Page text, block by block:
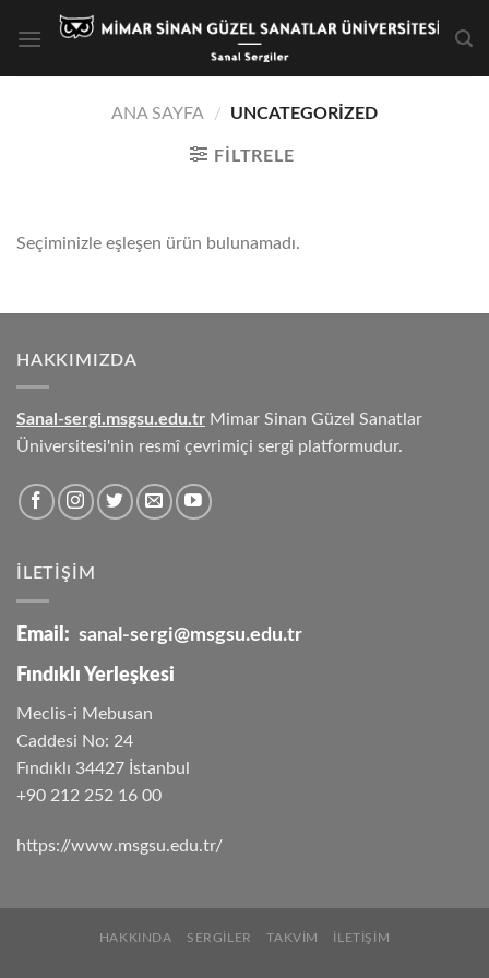
ANA SAYFA / UNCATEGORIZED
FILTRELE
Seçiminizle eşleşen ürün bulunamadı.
HAKKIMIZDA
Sanal-sergi.msgsu.edu.tr Mimar Sinan Güzel Sanatlar
Üniversitesi'nin resmî çevrimiçi sergi platformudur.
İLETİŞİM
Email: sanal-sergi@msgsu.edu.tr
Fındıklı Yerleşkesi
Meclis-i Mebusan
Caddesi No: 24
Fındıklı 34427 İstanbul
+90 212 252 16 00
https://www.msgsu.edu.tr/
HAKKINDA SERGILER TAKVIM İLETIŞIM